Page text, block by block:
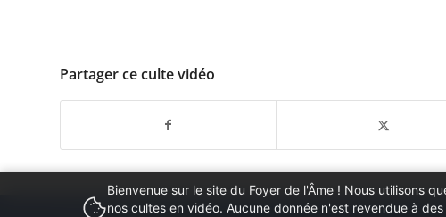
Partager ce culte vidéo
Bienvenue sur le site du Foyer de l'Âme ! Nous utilisons
nos cultes en vidéo. Aucune donnée n'est revendue à